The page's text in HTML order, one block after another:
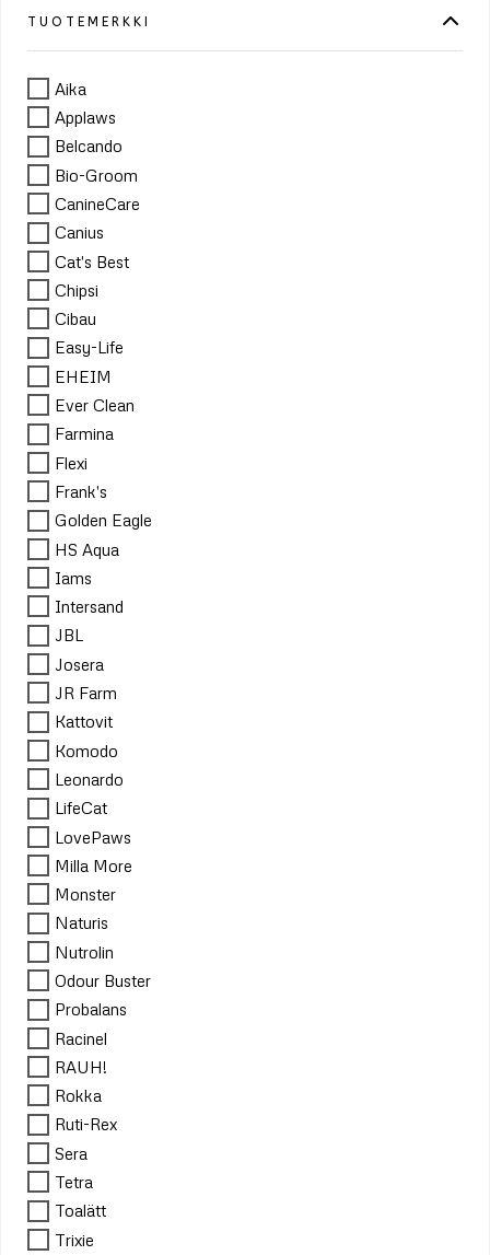
TUOTEMERKKI
Aika
Applaws
Belcando
Bio-Groom
CanineCare
Canius
Cat's Best
Chipsi
Cibau
Easy-Life
EHEIM
Ever Clean
Farmina
Flexi
Frank's
Golden Eagle
HS Aqua
Iams
Intersand
JBL
Josera
JR Farm
Kattovit
Komodo
Leonardo
LifeCat
LovePaws
Milla More
Monster
Naturis
Nutrolin
Odour Buster
Probalans
Racinel
RAUH!
Rokka
Ruti-Rex
Sera
Tetra
Toalätt
Trixie